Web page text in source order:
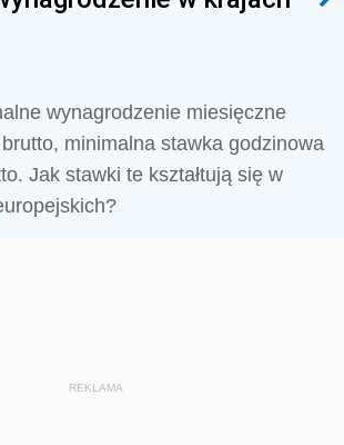
wynagrodzenie miesięczne
minimalna stawka godzinowa
Jak stawki te kształtują się w
REKLAMA